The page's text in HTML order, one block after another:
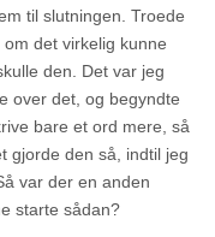
til slutningen. Troede
det virkelig kunne
den. Det var jeg
over det, og begyndte
bare et ord mere, så
gjorde den så, indtil jeg
var der en anden
starte sådan?